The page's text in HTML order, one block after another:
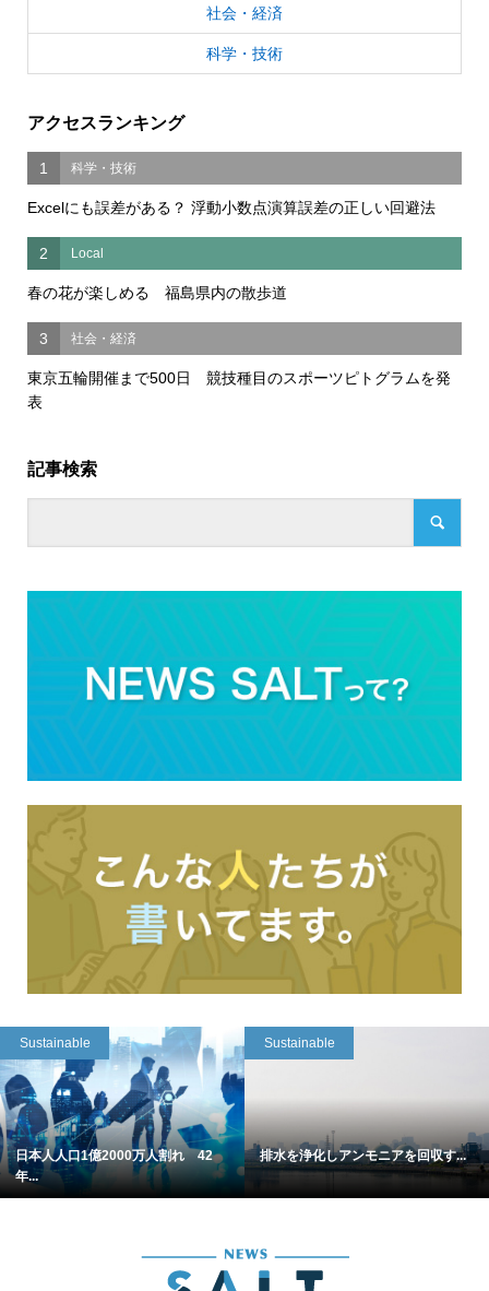
社会・経済
科学・技術
アクセスランキング
1 科学・技術
Excelにも誤差がある？ 浮動小数点演算誤差の正しい回避法
2 Local
春の花が楽しめる 福島県内の散歩道
3 社会・経済
東京五輪開催まで500日 競技種目のスポーツピトグラムを発
表
記事検索
Sustainable
日本人人口1億2000万人割れ 42
年...
Sustainable
排水を浄化しアンモニアを回収す...